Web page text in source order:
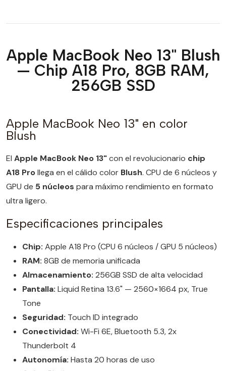
Apple MacBook Neo 13" Blush
— Chip A18 Pro, 8GB RAM,
256GB SSD
Apple MacBook Neo 13" en color
Blush
El Apple MacBook Neo 13"con el revolucionario chip
A18 Prollega en el cálido color Blush. CPU de 6 núcleos y
GPU de 5 núcleos para máximo rendimiento en formato
ultra ligero.
Especificaciones principales
Chip: Apple A18 Pro (CPU 6 núcleos / GPU 5 núcleos)
RAM: 8GB de memoria unificada
Almacenamiento: 256GB SSD de alta velocidad
Pantalla: Liquid Retina 13.6" — 2560×1664 px, True
Tone
Seguridad: Touch ID integrado
Conectividad: Wi-Fi 6E, Bluetooth 5.3, 2x
Thunderbolt 4
Autonomía: Hasta 20 horas de uso